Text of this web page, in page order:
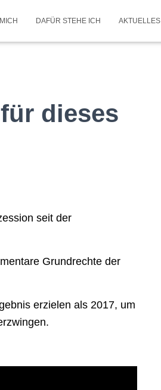
DAFÜR STEHE ICH AKTUELLES
dieses
seit der
Grundrechte der
erzielen als 2017, um